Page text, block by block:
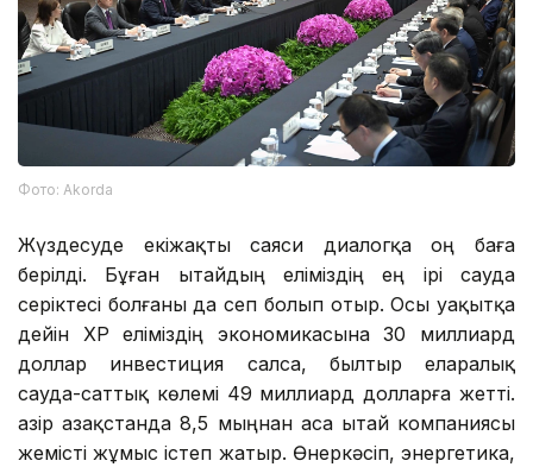
Фото: Аkorda
Жүздесуде екіжақты саяси диалогқа оң баға
берілді. Бұған Қытайдың еліміздің ең ірі сауда
серіктесі болғаны да сеп болып отыр. Осы уақытқа
дейін ҚХР еліміздің экономикасына 30 миллиард
доллар инвестиция салса, былтыр еларалық
сауда-саттық көлемі 49 миллиард долларға жетті.
Қазір Қазақстанда 8,5 мыңнан аса Қытай компаниясы
жемісті жұмыс істеп жатыр. Өнеркәсіп, энергетика,